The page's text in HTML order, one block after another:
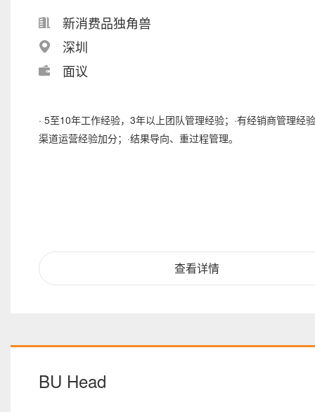
新消费品独角兽
深圳
面议
· 5至10年工作经验，3年以上团队管理经验；·有经销商管理经
渠道运营经验加分；·结果导向、重过程管理。
查看详情
BU Head